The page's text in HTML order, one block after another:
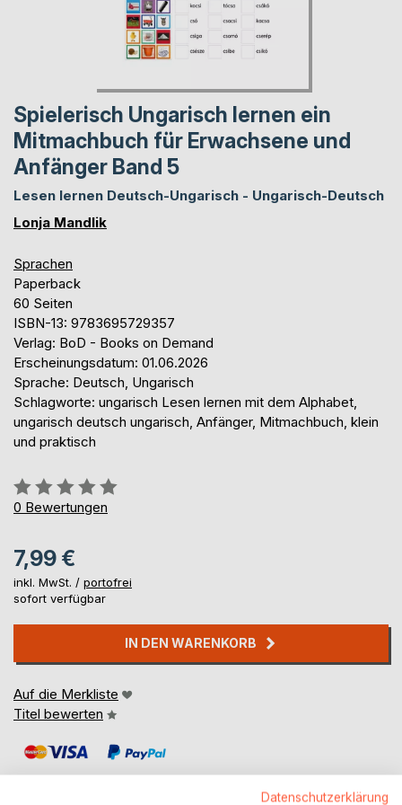
Spielerisch Ungarisch lernen ein
Mitmachbuch für Erwachsene und
Anfänger Band 5
Lesen lernen Deutsch-Ungarisch - Ungarisch-Deutsch
Lonja Mandlik
Sprachen
Paperback
60 Seiten
ISBN-13: 9783695729357
Verlag: BoD - Books on Demand
Erscheinungsdatum: 01.06.2026
Sprache: Deutsch, Ungarisch
Schlagworte: ungarisch Lesen lernen mit dem Alphabet,
ungarisch deutsch ungarisch, Anfänger, Mitmachbuch, klein
und praktisch
Bewertung::
0%
0 Bewertungen
7,99 €
inkl. MwSt. / portofrei
sofort verfügbar
IN DEN WARENKORB
Auf die Merkliste
Titel bewerten
Datenschutzerklärung